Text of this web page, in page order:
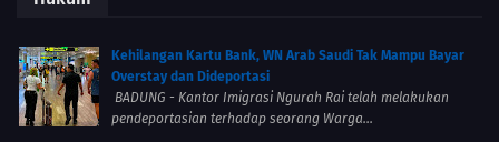
Kehilangan Kartu Bank, WN Arab Saudi Tak Mampu Bayar
Overstay dan Dideportasi
BADUNG - Kantor Imigrasi Ngurah Rai telah melakukan
pendeportasian terhadap seorang Warga...